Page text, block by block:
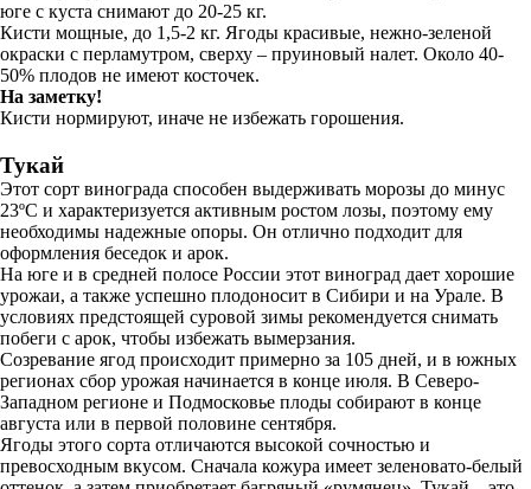
юге с куста снимают до 20-25 кг.
Кисти мощные, до 1,5-2 кг. Ягоды красивые, нежно-зеленой
окраски с перламутром, сверху – пруиновый налет. Около 40-
50% плодов не имеют косточек.
На заметку!
Кисти нормируют, иначе не избежать горошения.
Тукай
Этот сорт винограда способен выдерживать морозы до минус
23ºC и характеризуется активным ростом лозы, поэтому ему
необходимы надежные опоры. Он отлично подходит для
оформления беседок и арок.
На юге и в средней полосе России этот виноград дает хорошие
урожаи, а также успешно плодоносит в Сибири и на Урале. В
условиях предстоящей суровой зимы рекомендуется снимать
побеги с арок, чтобы избежать вымерзания.
Созревание ягод происходит примерно за 105 дней, и в южных
регионах сбор урожая начинается в конце июля. В Северо-
Западном регионе и Подмосковье плоды собирают в конце
августа или в первой половине сентября.
Ягоды этого сорта отличаются высокой сочностью и
превосходным вкусом. Сначала кожура имеет зеленовато-белый